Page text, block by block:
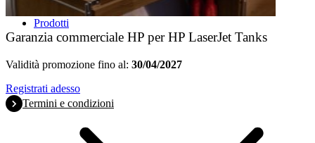
Prodotti
Garanzia commerciale HP per HP LaserJet Tanks
Validità promozione fino al: 30/04/2027
Registrati adesso
Termini e condizioni